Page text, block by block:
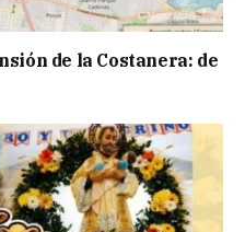
de la Costanera: de